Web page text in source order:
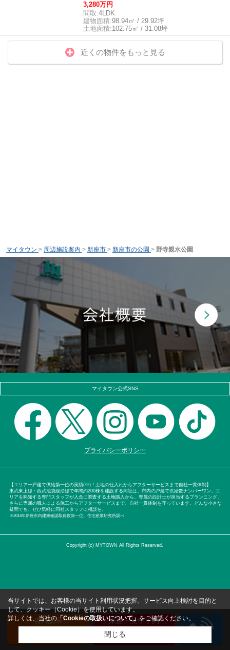
3,280万円
間取:4LDK
建物面積:98.94㎡ / 29.92坪
土地面積:102.75㎡ / 31.08坪
近くの物件をもっと見る
マイタウン > 周辺施設案内 > 新座市 > 新座市の公園 > 野寺親水公園
マイタウン公式SNS
プライバシーポリシー
【エリア一戸建て供給第一位の実績(※)！土地の仕入れからアフターサービスまで自社一貫体制】
東武東上線・西武池袋線沿線で年間約200棟を建設する同社は、市内の戸建て供給数ナンバーワン。エ
リアを熟知する専門スタッフが入念に調査する土地購入から、専属の設計士が担当するプランニング、
さらに専属の職人による施工からアフターサービスまで、自社一貫体制を守っています。どんな小さな
疑問でも、ぜひ気軽に同社スタッフに相談を。
※2014年新座市内建築確認取得数第一位。住宅産業研究所調べ
Copyright (c) MYTOWN All Rights Reserved.
資料請求
来店・見学予約
（無料）
当サイトでは、お客様の当サイト利用状況把握、サービス向上検討を目的と
して、クッキー（Cookie）を使用しています。
詳しくは、当社の「Cookieの取扱いについて」をご確認ください。
閉じる